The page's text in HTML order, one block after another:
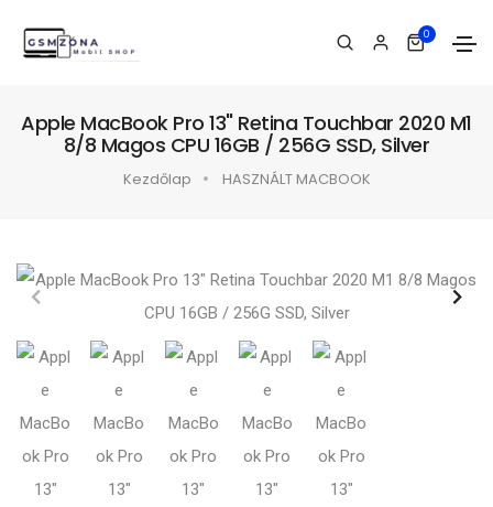
0
Apple MacBook Pro 13" Retina Touchbar 2020 M1
8/8 Magos CPU 16GB / 256G SSD, Silver
Kezdőlap HASZNÁLT MACBOOK